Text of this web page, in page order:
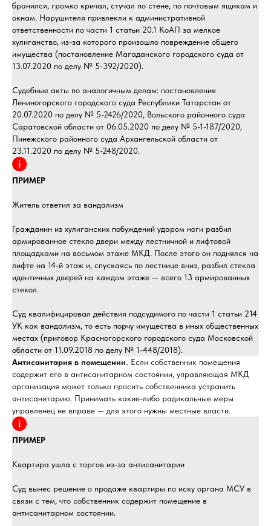
бранился, громко кричал, стучал по стене, по почтовым ящикам и
окнам. Нарушителя привлекли к административной
ответственности по части 1 статьи 20.1 КоАП за мелкое
хулиганство, из-за которого произошло повреждение общего
имущества (постановление Магаданского городского суда от
13.07.2020 по делу № 5-392/2020).
Судебные акты по аналогичным делам: постановления
Лениногорского городского суда Республики Татарстан от
20.07.2020 по делу № 5-2426/2020, Вольского районного суда
Саратовской области от 06.05.2020 по делу № 5-1-187/2020,
Пинежского районного суда Архангельской области от
23.11.2020 по делу № 5-248/2020.
ПРИМЕР
Житель ответил за вандализм
Гражданин из хулиганских побуждений ударом ноги разбил
армированное стекло двери между лестничной и лифтовой
площадками на восьмом этаже МКД. После этого он поднялся на
лифте на 14-й этаж и, спускаясь по лестнице вниз, разбил стекла
идентичных дверей на каждом этаже — всего 13 армированных
стекол.
Суд квалифицировал действия подсудимого по части 1 статьи 214
УК как вандализм, то есть порчу имущества в иных общественных
местах (приговор Красногорского городского суда Московской
области от 11.09.2018 по делу № 1-448/2018).
Антисанитария в помещении. Если собственник помещения
содержит его в антисанитарном состоянии, управляющая МКД
организация может только просить собственника устранить
антисанитарию. Принимать какие-либо радикальные меры
управленец не вправе — для этого нужны местные власти.
ПРИМЕР
Квартира ушла с торгов из-за антисанитарии
Суд вынес решение о продаже квартиры по иску органа МСУ в
связи с тем, что собственник содержит помещение в
антисанитарном состоянии.